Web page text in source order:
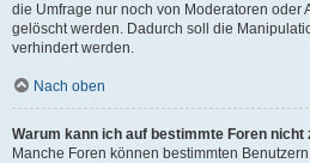
die Umfrage nur noch von Moderatoren oder
gelöscht werden. Dadurch soll die
verhindert werden.
Nach oben
Warum kann ich auf bestimmte Foren nicht
Manche Foren können bestimmten